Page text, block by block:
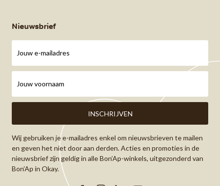
Nieuwsbrief
Wij gebruiken je e-mailadres enkel om nieuwsbrieven te mailen
en geven het niet door aan derden. Acties en promoties in de
nieuwsbrief zijn geldig in alle Bon’Ap-winkels, uitgezonderd van
Bon’Ap in Okay.